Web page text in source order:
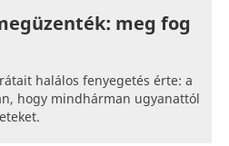
meg fog
halálos fenyegetés érte: a
hogy mindhárman ugyanattól